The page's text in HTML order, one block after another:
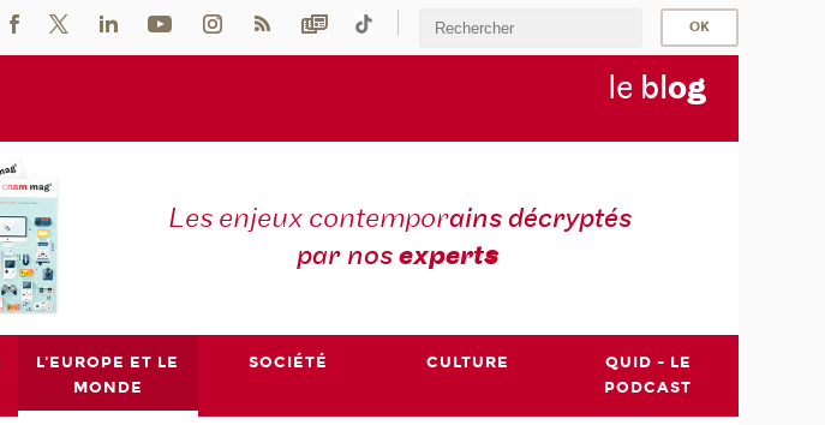
le blog
Les enjeux contemporains décryptés
par nosexperts
L'EUROPE ET LE
MONDE
SOCIÉTÉ CULTURE
QUID - LE
PODCAST